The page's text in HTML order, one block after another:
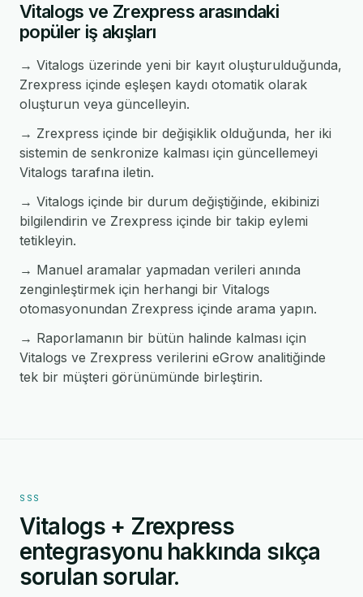
Vitalogs ve Zrexpress arasındaki
popüler iş akışları
→ Vitalogs üzerinde yeni bir kayıt oluşturulduğunda,
Zrexpress içinde eşleşen kaydı otomatik olarak
oluşturun veya güncelleyin.
→ Zrexpress içinde bir değişiklik olduğunda, her iki
sistemin de senkronize kalması için güncellemeyi
Vitalogs tarafına iletin.
→ Vitalogs içinde bir durum değiştiğinde, ekibinizi
bilgilendirin ve Zrexpress içinde bir takip eylemi
tetikleyin.
→ Manuel aramalar yapmadan verileri anında
zenginleştirmek için herhangi bir Vitalogs
otomasyonundan Zrexpress içinde arama yapın.
→ Raporlamanın bir bütün halinde kalması için
Vitalogs ve Zrexpress verilerini eGrow analitiğinde
tek bir müşteri görünümünde birleştirin.
SSS
Vitalogs + Zrexpress
entegrasyonu hakkında sıkça
sorulan sorular.